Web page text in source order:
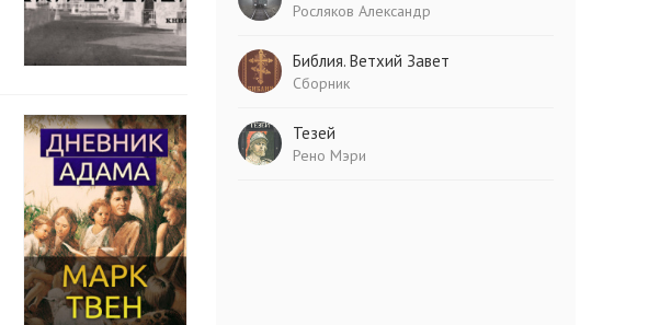
Росляков Александр
Библия. Ветхий Завет
Сборник
Тезей
Рено Мэри